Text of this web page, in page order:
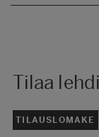
Tilaa
TILAUSLOMAKE